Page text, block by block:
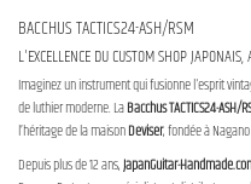
BACCHUS TACTICS24-ASH/RSM
L'EXCELLENCE DU CUSTOM SHOP
Imaginez un instrument qui fusionne l'esprit
de luthier moderne. LaBacchus TACTICS24-ASH/
l’héritage de la maisonDeviser, fondée à
Depuis plus de 12 ans,JapanGuitar-